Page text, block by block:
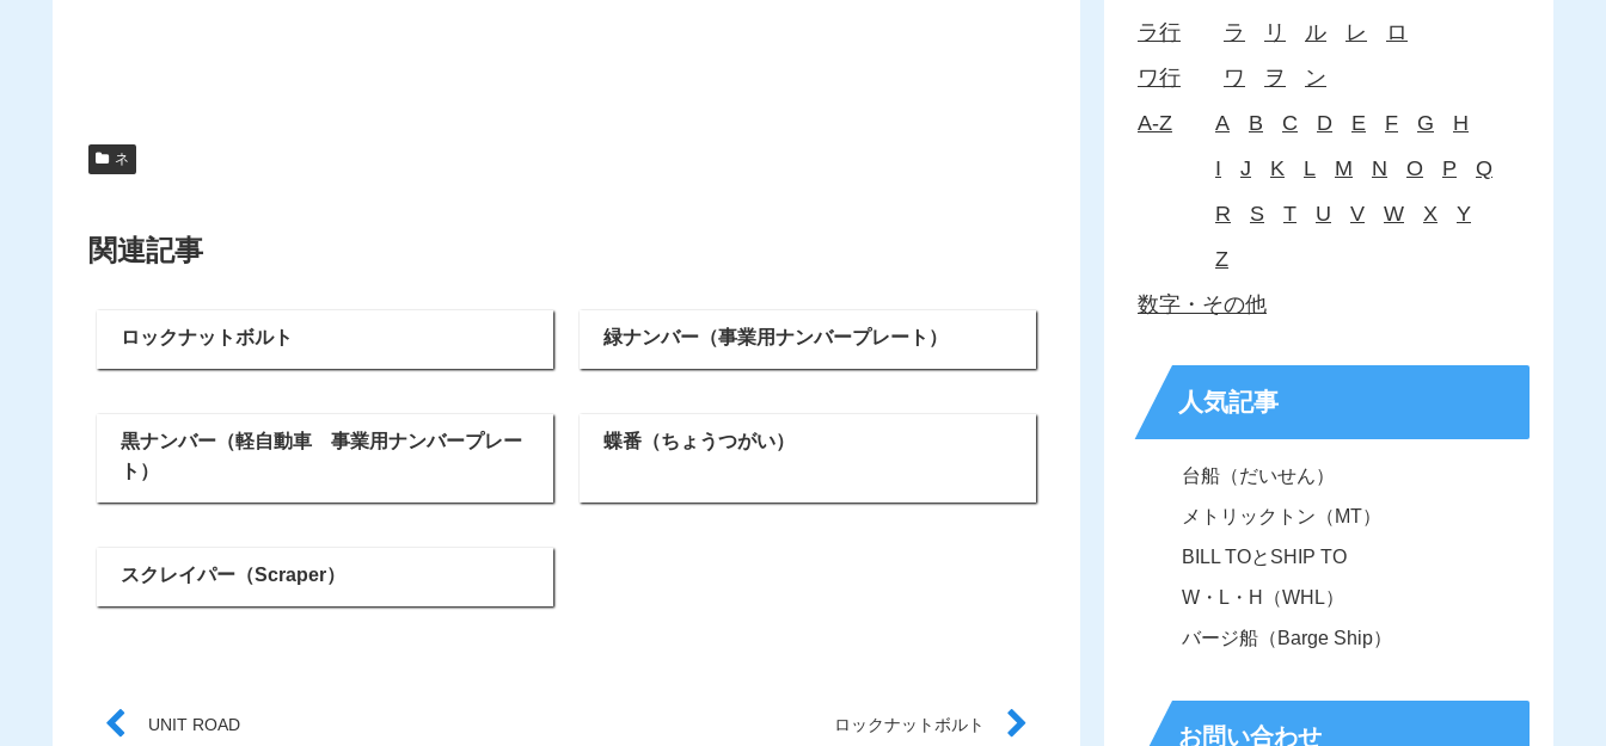
ネ
関連記事
ロックナットボルト 緑ナンバー（事業用ナンバープレート）
黒ナンバー（軽自動車 事業用ナンバープレー
ト）
蝶番（ちょうつがい）
スクレイパー（Scraper）
UNIT ROAD ロックナットボルト
ラ行
ラ リ ル レ
ロ
ワ行
ワ ヲ
ン
A-Z
A B C D E F G
H
I
J K L M N O P
Q
R
S T U V W X
Y
Z
数字・その他
人気記事
台船（だいせん）
メトリックトン（MT）
BILL TOとSHIP TO
W・L・H（WHL）
バージ船（Barge Ship）
お問い合わせ